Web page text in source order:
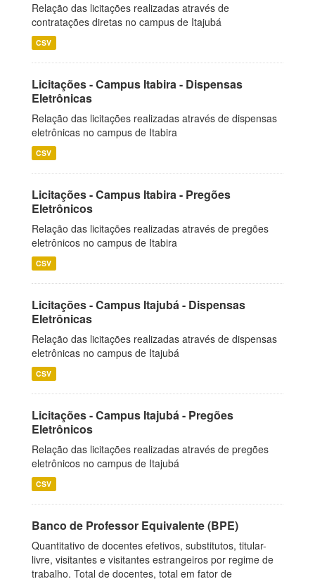
Relação das licitações realizadas através de
contratações diretas no campus de Itajubá
CSV
Licitações - Campus Itabira - Dispensas
Eletrônicas
Relação das licitações realizadas através de dispensas
eletrônicas no campus de Itabira
CSV
Licitações - Campus Itabira - Pregões
Eletrônicos
Relação das licitações realizadas através de pregões
eletrônicos no campus de Itabira
CSV
Licitações - Campus Itajubá - Dispensas
Eletrônicas
Relação das licitações realizadas através de dispensas
eletrônicas no campus de Itajubá
CSV
Licitações - Campus Itajubá - Pregões
Eletrônicos
Relação das licitações realizadas através de pregões
eletrônicos no campus de Itajubá
CSV
Banco de Professor Equivalente (BPE)
Quantitativo de docentes efetivos, substitutos, titular-
livre, visitantes e visitantes estrangeiros por regime de
trabalho. Total de docentes, total em fator de